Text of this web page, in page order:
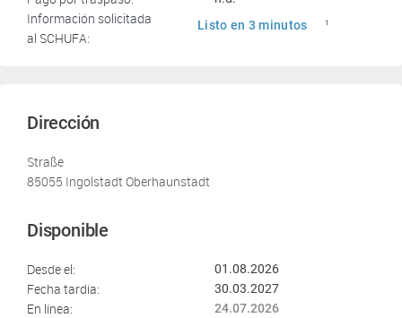
Información solicitada
al SCHUFA:
Listo en 3 minutos 1
Dirección
Straße
85055 Ingolstadt Oberhaunstadt
Disponible
Desde el: 01.08.2026
Fecha tardía: 30.03.2027
En línea: 24.07.2026